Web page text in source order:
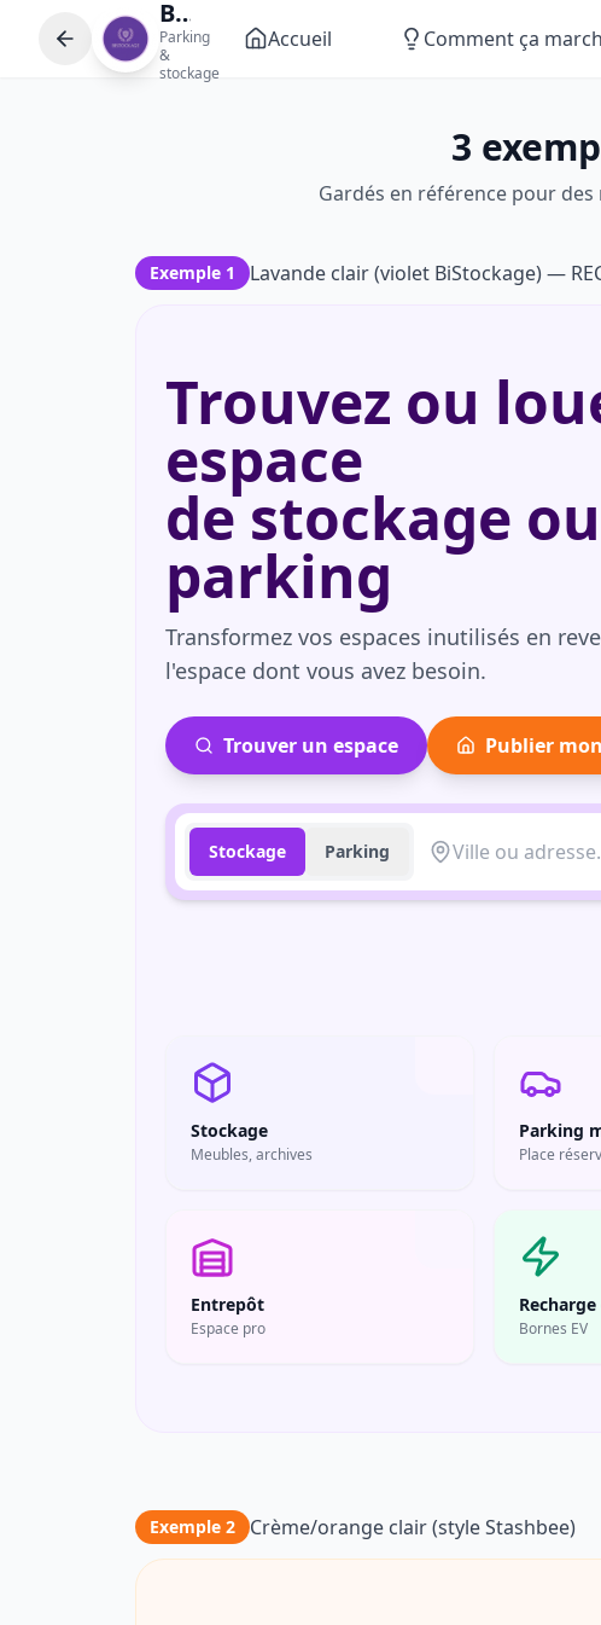
BiStockage
Parking
&
stockage
Accueil Comment ça
3
Gardés en référence pour
Exemple 1 Lavande clair (violet BiStockage) —
Trouvez ou
espace
de stockage ou
parking
Transformez vos espaces inutilisés en
l'espace dont vous avez besoin.
Trouver un espace Publier
Stockage Parking
Stockage
Meubles, archives
Parking
Place
Entrepôt
Espace pro
Recharge
Bornes EV
Exemple 2 Crème/orange clair (style Stashbee)